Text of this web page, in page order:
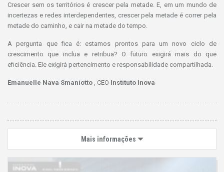
Crescer sem os territórios é crescer pela metade. E, em um mundo de
incertezas e redes interdependentes, crescer pela metade é correr pela
metade do caminho, e cair na metade do tempo.
A pergunta que fica é: estamos prontos para um novo ciclo de
crescimento que inclua e retribua? O futuro exigirá mais do que
eficiência. Ele exigirá pertencimento e responsabilidade compartilhada.
Emanuelle Nava Smaniotto , CEO Instituto Inova
Mais informações